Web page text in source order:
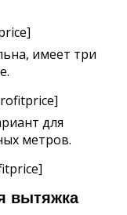
имеет три
для
метров.
вытяжка